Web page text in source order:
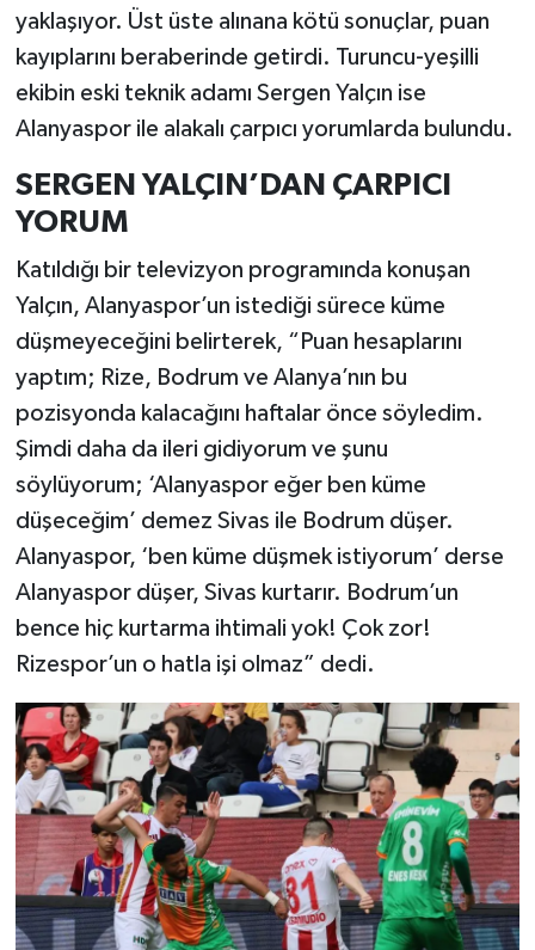
yaklaşıyor. Üst üste alınana kötü sonuçlar, puan
kayıplarını beraberinde getirdi. Turuncu-yeşilli
ekibin eski teknik adamı Sergen Yalçın ise
Alanyaspor ile alakalı çarpıcı yorumlarda bulundu.
SERGEN YALÇIN’DAN ÇARPICI
YORUM
Katıldığı bir televizyon programında konuşan
Yalçın, Alanyaspor’un istediği sürece küme
düşmeyeceğini belirterek, “Puan hesaplarını
yaptım; Rize, Bodrum ve Alanya’nın bu
pozisyonda kalacağını haftalar önce söyledim.
Şimdi daha da ileri gidiyorum ve şunu
söylüyorum; ‘Alanyaspor eğer ben küme
düşeceğim’ demez Sivas ile Bodrum düşer.
Alanyaspor, ‘ben küme düşmek istiyorum’ derse
Alanyaspor düşer, Sivas kurtarır. Bodrum’un
bence hiç kurtarma ihtimali yok! Çok zor!
Rizespor’un o hatla işi olmaz” dedi.